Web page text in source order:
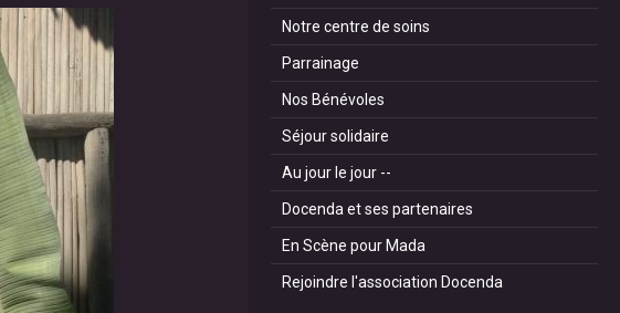
Notre centre de soins
Parrainage
Nos Bénévoles
Séjour solidaire
Au jour le jour --
Docenda et ses partenaires
En Scène pour Mada
Rejoindre l'association Docenda